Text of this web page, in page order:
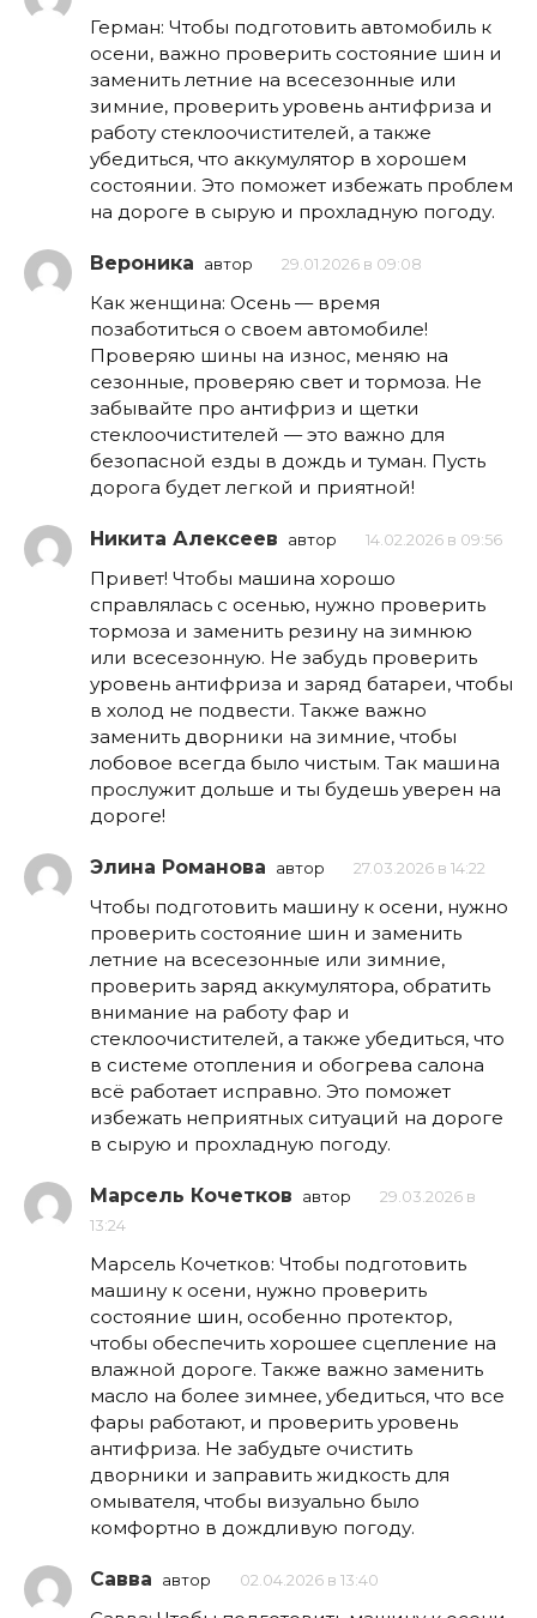
Герман: Чтобы подготовить автомобиль к
осени, важно проверить состояние шин и
заменить летние на всесезонные или
зимние, проверить уровень антифриза и
работу стеклоочистителей, а также
убедиться, что аккумулятор в хорошем
состоянии. Это поможет избежать проблем
на дороге в сырую и прохладную погоду.
Вероника автор 29.01.2026 в 09:08
Как женщина: Осень — время
позаботиться о своем автомобиле!
Проверяю шины на износ, меняю на
сезонные, проверяю свет и тормоза. Не
забывайте про антифриз и щетки
стеклоочистителей — это важно для
безопасной езды в дождь и туман. Пусть
дорога будет легкой и приятной!
Никита Алексеев автор 14.02.2026 в 09:56
Привет! Чтобы машина хорошо
справлялась с осенью, нужно проверить
тормоза и заменить резину на зимнюю
или всесезонную. Не забудь проверить
уровень антифриза и заряд батареи, чтобы
в холод не подвести. Также важно
заменить дворники на зимние, чтобы
лобовое всегда было чистым. Так машина
прослужит дольше и ты будешь уверен на
дороге!
Элина Романова автор 27.03.2026 в 14:22
Чтобы подготовить машину к осени, нужно
проверить состояние шин и заменить
летние на всесезонные или зимние,
проверить заряд аккумулятора, обратить
внимание на работу фар и
стеклоочистителей, а также убедиться, что
в системе отопления и обогрева салона
всё работает исправно. Это поможет
избежать неприятных ситуаций на дороге
в сырую и прохладную погоду.
Марсель Кочетков автор
29.03.2026 в
13:24
Марсель Кочетков: Чтобы подготовить
машину к осени, нужно проверить
состояние шин, особенно протектор,
чтобы обеспечить хорошее сцепление на
влажной дороге. Также важно заменить
масло на более зимнее, убедиться, что все
фары работают, и проверить уровень
антифриза. Не забудьте очистить
дворники и заправить жидкость для
омывателя, чтобы визуально было
комфортно в дождливую погоду.
Савва автор 02.04.2026 в 13:40